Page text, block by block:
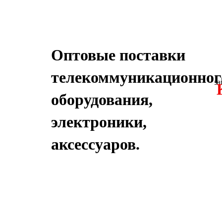
Оптовые поставки
оборудования,
электроники,
аксессуаров.